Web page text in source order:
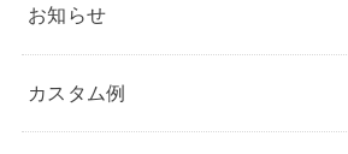
お知らせ
カスタム例